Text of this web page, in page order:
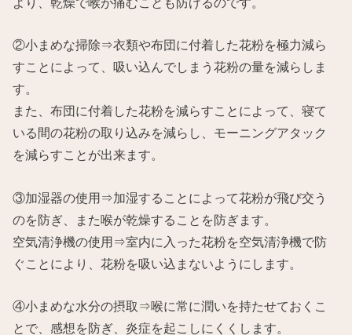
②小まめな掃除⇒衣類や布団に付着した花粉を極力減ら
すことによって、吸い込んでしまう花粉の量を減らしま
す。
また、布団に付着した花粉を減らすことによって、寝て
いる間の花粉の取り込みを減らし、モーニングアタック
を減らすことが出来ます。
③加湿器の使用⇒加湿することによって花粉が飛び交う
のを防ぎ、また喉が乾燥することを防ぎます。
空気清浄機の使用⇒室内に入った花粉を空気清浄機で防
ぐことにより、花粉を吸い込まないようにします。
④小まめな水分の摂取⇒喉に常に潤いを持たせておくこ
とで、感想を防ぎ、炎症を起こしにくくします。